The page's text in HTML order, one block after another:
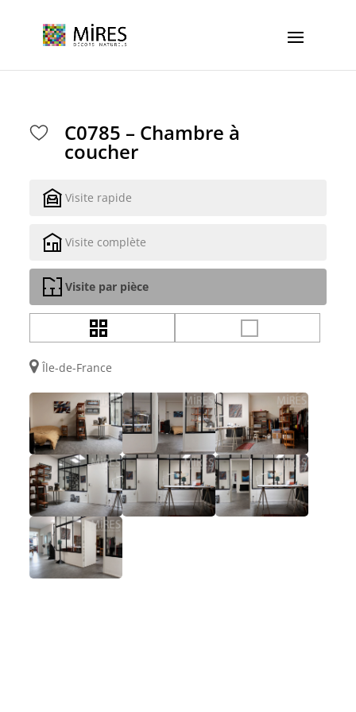
C0785 – Chambre à
coucher
Visite rapide
Visite complète
Visite par pièce
Île-de-France